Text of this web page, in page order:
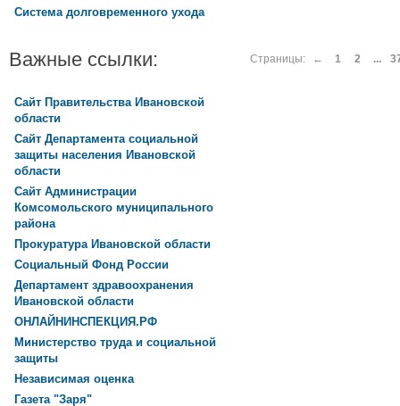
Страницы: ← 1 2 ...
Система долговременного ухода
Важные ссылки:
Сайт Правительства Ивановской
области
Сайт Департамента социальной
защиты населения Ивановской
области
Сайт Администрации
Комсомольского муниципального
района
Прокуратура Ивановской области
Социальный Фонд России
Департамент здравоохранения
Ивановской области
ОНЛАЙНИНСПЕКЦИЯ.РФ
Министерство труда и социальной
защиты
Независимая оценка
Газета "Заря"